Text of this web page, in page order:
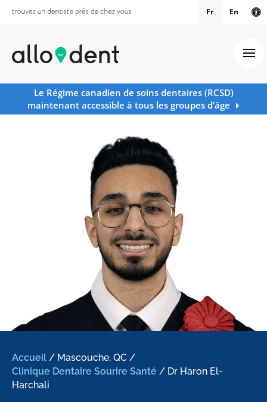
Fr En
Le Régime canadien de soins dentaires (RCSD)
maintenant accessible à tous les groupes d’âge
Accueil / Mascouche, QC /
Clinique Dentaire Sourire Santé / Dr Haron El-
Harchali